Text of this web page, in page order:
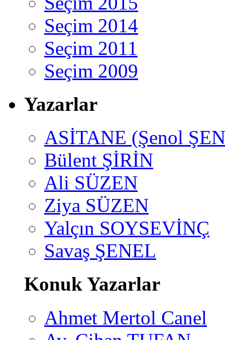
Seçim 2014
Seçim 2011
Seçim 2009
Yazarlar
ASİTANE (Şenol
Bülent ŞİRİN
Ali SÜZEN
Ziya SÜZEN
Yalçın SOYSEVİNÇ
Savaş ŞENEL
Konuk Yazarlar
Ahmet Mertol Canel